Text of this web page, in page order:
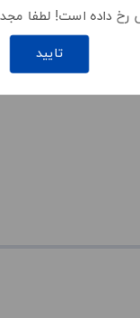
رخ داده است! لطفا
تایید